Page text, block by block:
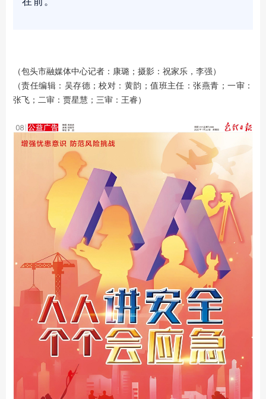
（包头市融媒体中心记者：康璐；摄影：祝家乐，李强）
（责任编辑：吴存德；校对：黄韵；值班主任：张燕青；一审：
张飞；二审：贾星慧；三审：王睿）